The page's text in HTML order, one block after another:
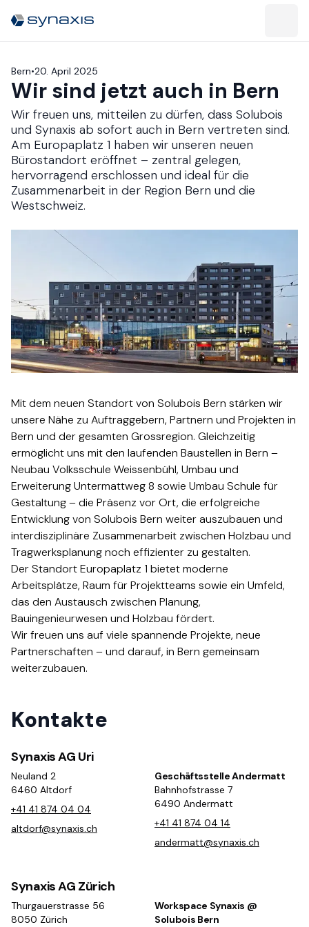
Bern​​​​‌ ‍ ​‍​‍‌‍ ‌ ​‍‌‍‍‌‌‍‌ ‌‍‍‌‌‍ ‍​‍​‍​ ‍‍​‍​‍‌ ​ ‌‍​‌‌‍ ‍‌‍‍‌‌ ‌​‌ ‍‌​‍ ‍‌‍‍‌‌‍ ​‍​‍​‍ ​​‍​‍‌‍‍​‌ ​‍‌‍‌‌‌‍‌‍​‍​‍​ ‍‍​‍​‍‌‍‍​‌ ‌​‌ ‌​‌ ​​​ ‍‍​‍ ​‍ ‌‍ ​‌‍ ‌‍​ ‌‍​‌‌‍ ​‌‍‍​‌‍ ‌ ​ ‌ ‌​​ ‍‍​ ​ ​ ​ ​ ​ ​ ​ ​‍ ‌‍‍‌‌‍ ‍‌ ‌​‌‍‌‌‌‍ ‍‌ ‌​​‍ ‌‍‌‌‌‍‌​‌‍‍‌‌ ‌​​‍ ‌‍ ‌‌‍ ‌‍‌​‌‍‌‌​ ‌‌ ​​‌ ​‍‌‍‌‌‌ ​ ‌‍‌‌‌‍ ‍‌ ‌​‌‍​‌‌ ‌​‌‍‍‌‌‍ ‌‍ ‍​ ‍ ‌‍‍‌‌‍‌​​ ‌​ ‍​​ ​ ‌‍‌‌​ ‌‍​ ‍​​ ‌‍‌‍‌‌‌‍​ ​‍ ‌‌‍​‌​ ‍​​ ‌‍‌‍​‍​‍ ‌​ ‌​‌‍​ ‌‍​‍‌‍​ ​‍ ‌​ ‍‌‌‍​‍​ ​‍‌‍‌‍​‍ ‌​ ‍​​ ‍‌‌‍​‍​ ‌ ​ ​ ​ ​‍​ ‍​​ ‌‌‌‍​‌​ ​‌‌‍​‌‌‍‌‍​ ‍ ‌ ‌​‌ ‍‌‌ ​​‌‍‌‌​ ‌‌‍​ ‌‍ ‌‍ ‌‌ ​​‌‍​‌‌‍ ‍‌ ‍‌​ ‍ ‌ ​​‌‍​‌‌ ‌​‌‍‍​​ ‌‌‍ ​‌‍ ‌‍​ ‌‍​‌‌ ‌​‌‍‍‌‌‍ ‌‍ ‍‌ ​ ​‍‌‌​ ‌‌‌​​‍‌‌ ‌‍‍ ‌‍‌‌‌ ‍‌​‍‌‌​ ​ ‌​‌​​‍‌‌​ ​ ‌​‌​​‍‌‌​ ​‍​ ​‍‌‍‌‍‌‍‌‍​ ‌‌‌‍‌​‌‍​ ​ ‍‌​ ​‍‌‍‌‌​ ‌ ​ ​​​ ‌‍​ ‌ ​‍‌‌​ ​‍​ ​‍​‍‌‌​ ‌‌‌​‌​​‍ ‍‌‍ ‍‌‍​‌‌‍ ‌‌‍‌‌​ ‌‍​‍‌‍​‌‌ ​ ‌‍‌‌‌‌‌‌‌ ​‍‌‍ ​​ ‌‌‍‍​‌ ‌​‌ ‌​‌ ​​​‍‌‌​ ​ ‌​​‌​‍‌‌​ ​‍‌​‌‍​‍‌‌​ ​‍‌​‌‍‌‍ ​‌‍ ‌‍​ ‌‍​‌‌‍ ​‌‍‍​‌‍ ‌ ​ ‌ ‌​​‍‌‌​ ​ ‌​​‌​ ​ ​ ​ ​ ​ ​ ​ ​‍‌‍‌‍‍‌‌‍‌​​ ‌​ ‍​​ ​ ‌‍‌‌​ ‌‍​ ‍​​ ‌‍‌‍‌‌‌‍​ ​‍ ‌‌‍​‌​ ‍​​ ‌‍‌‍​‍​‍ ‌​ ‌​‌‍​ ‌‍​‍‌‍​ ​‍ ‌​ ‍‌‌‍​‍​ ​‍‌‍‌‍​‍ ‌​ ‍​​ ‍‌‌‍​‍​ ‌ ​ ​ ​ ​‍​ ‍​​ ‌‌‌‍​‌​ ​‌‌‍​‌‌‍‌‍​‍‌‍‌ ‌​‌ ‍‌‌ ​​‌‍‌‌​ ‌‌‍​ ‌‍ ‌‍ ‌‌ ​​‌‍​‌‌‍ ‍‌ ‍‌​‍‌‍‌ ​​‌‍​‌‌ ‌​‌‍‍​​ ‌‌‍ ​‌‍ ‌‍​ ‌‍​‌‌ ‌​‌‍‍‌‌‍ ‌‍ ‍‌ ​ ​‍‌‌​ ‌‌‌​​‍‌‌ ‌‍‍ ‌‍‌‌‌ ‍‌​‍‌‌​ ​ ‌​‌​​‍‌‌​ ​ ‌​‌​​‍‌‌​ ​‍​ ​‍‌‍‌‍‌‍‌‍​ ‌‌‌‍‌​‌‍​ ​ ‍‌​ ​‍‌‍‌‌​ ‌ ​ ​​​ ‌‍​ ‌ ​‍‌‌​ ​‍​ ​‍​‍‌‌​ ‌‌‌​‌​​‍ ‍‌‍ ‍‌‍​‌‌‍ ‌‌‍‌‌​‍‌‍‌ ​​‌‍‌‌‌ ​‍‌ ​ ‌ ​​‌‍‌‌‌‍​ ‌ ‌​‌‍‍‌‌ ‌‍‌‍‌‌​ ‌‌ ​​‌ ‌‌‌‍​‍‌‍ ​‌‍‍‌‌ ​ ‌‍‍​‌‍‌‌‌‍‌​​‍​‍‌ ‌•20. April 2025
Wir sind jetzt auch in Bern​​​​‌ ‍ ​‍​‍‌‍ ‌ ​‍‌‍‍‌‌‍‌ ‌‍‍‌‌‍ ‍​‍​‍​ ‍‍​‍​‍‌ ​ ‌‍​‌‌‍ ‍‌‍‍‌‌ ‌​‌ ‍‌​‍ ‍‌‍‍‌‌‍ ​‍​‍​‍ ​​‍​‍‌‍‍​‌ ​‍‌‍‌‌‌‍‌‍​‍​‍​ ‍‍​‍​‍‌‍‍​‌ ‌​‌ ‌​‌ ​​​ ‍‍​‍ ​‍ ‌‍ ​‌‍ ‌‍​ ‌‍​‌‌‍ ​‌‍‍​‌‍ ‌ ​ ‌ ‌​​ ‍‍​ ​ ​ ​ ​ ​ ​ ​ ​‍ ‌‍‍‌‌‍ ‍‌ ‌​‌‍‌‌‌‍ ‍‌ ‌​​‍ ‌‍‌‌‌‍‌​‌‍‍‌‌ ‌​​‍ ‌‍ ‌‌‍ ‌‍‌​‌‍‌‌​ ‌‌ ​​‌ ​‍‌‍‌‌‌ ​ ‌‍‌‌‌‍ ‍‌ ‌​‌‍​‌‌ ‌​‌‍‍‌‌‍ ‌‍ ‍​ ‍ ‌‍‍‌‌‍‌​​ ‌​ ‌‍‌‍​‍​ ‌​‌‍‌‍​ ​‌​ ​​​ ‌‌​ ​​​‍ ‌‌‍​ ​ ‌​​ ‌‍‌‍​‍​‍ ‌​ ‌​‌‍‌​​ ‍‌​ ​‌​‍ ‌‌‍​‍​ ​ ‌‍​‍​ ‍​​‍ ‌​ ‌‌​ ‌‍​ ​‌​ ​‍​ ‌​​ ​ ​ ‌​​ ‌‍‌‍​ ​ ​‌​ ​​​ ​ ​ ‍ ‌ ‌​‌ ‍‌‌ ​​‌‍‌‌​ ‌‌‍ ‍‌‍‌‌‌ ‌ ‌ ​ ​ ‍ ‌ ​​‌‍​‌‌ ‌​‌‍‍​​ ‌‌ ‌​‌‍‍‌‌ ‌​‌‍ ​‌‍‌‌​‍‌‌​ ‌‌‌​​‍‌‌ ‌‍‍ ‌‍‌‌‌ ‍‌​‍‌‌​ ​ ‌​‌​​‍‌‌​ ​ ‌​‌​​‍‌‌​ ​‍​ ​‍‌‍‌​‌‍‌‌​‍‌‌​ ​‍​ ​‍​‍‌‌​ ‌‌‌​‌​​‍ ‍‌ ‌‍‌‍​‌‌‍ ​‌ ‌‌‌‍‌‌​ ‌‍​‍‌‍​‌‌ ​ ‌‍‌‌‌‌‌‌‌ ​‍‌‍ ​​ ‌‌‍‍​‌ ‌​‌ ‌​‌ ​​​‍‌‌​ ​ ‌​​‌​‍‌‌​ ​‍‌​‌‍​‍‌‌​ ​‍‌​‌‍‌‍ ​‌‍ ‌‍​ ‌‍​‌‌‍ ​‌‍‍​‌‍ ‌ ​ ‌ ‌​​‍‌‌​ ​ ‌​​‌​ ​ ​ ​ ​ ​ ​ ​ ​‍‌‍‌‍‍‌‌‍‌​​ ‌​ ‌‍‌‍​‍​ ‌​‌‍‌‍​ ​‌​ ​​​ ‌‌​ ​​​‍ ‌‌‍​ ​ ‌​​ ‌‍‌‍​‍​‍ ‌​ ‌​‌‍‌​​ ‍‌​ ​‌​‍ ‌‌‍​‍​ ​ ‌‍​‍​ ‍​​‍ ‌​ ‌‌​ ‌‍​ ​‌​ ​‍​ ‌​​ ​ ​ ‌​​ ‌‍‌‍​ ​ ​‌​ ​​​ ​ ​‍‌‍‌ ‌​‌ ‍‌‌ ​​‌‍‌‌​ ‌‌‍ ‍‌‍‌‌‌ ‌ ‌ ​ ​‍‌‍‌ ​​‌‍​‌‌ ‌​‌‍‍​​ ‌‌ ‌​‌‍‍‌‌ ‌​‌‍ ​‌‍‌‌​‍‌‌​ ‌‌‌​​‍‌‌ ‌‍‍ ‌‍‌‌‌ ‍‌​‍‌‌​ ​ ‌​‌​​‍‌‌​ ​ ‌​‌​​‍‌‌​ ​‍​ ​‍‌‍‌​‌‍‌‌​‍‌‌​ ​‍​ ​‍​‍‌‌​ ‌‌‌​‌​​‍ ‍‌ ‌‍‌‍​‌‌‍ ​‌ ‌‌‌‍‌‌​‍‌‍‌ ​​‌‍‌‌‌ ​‍‌ ​ ‌ ​​‌‍‌‌‌‍​ ‌ ‌​‌‍‍‌‌ ‌‍‌‍‌‌​ ‌‌ ​​‌ ‌‌‌‍​‍‌‍ ​‌‍‍‌‌ ​ ‌‍‍​‌‍‌‌‌‍‌​​‍​‍‌ ‌
Wir freuen uns, mitteilen zu dürfen, dass Solubois
und Synaxis ab sofort auch in Bern vertreten sind.
Am Europaplatz 1 haben wir unseren neuen
Bürostandort eröffnet – zentral gelegen,
hervorragend erschlossen und ideal für die
Zusammenarbeit in der Region Bern und die
Westschweiz.​​​​‌ ‍ ​‍​‍‌‍ ‌ ​‍‌‍‍‌‌‍‌ ‌‍‍‌‌‍ ‍​‍​‍​ ‍‍​‍​‍‌ ​ ‌‍​‌‌‍ ‍‌‍‍‌‌ ‌​‌ ‍‌​‍ ‍‌‍‍‌‌‍ ​‍​‍​‍ ​​‍​‍‌‍‍​‌ ​‍‌‍‌‌‌‍‌‍​‍​‍​ ‍‍​‍​‍‌‍‍​‌ ‌​‌ ‌​‌ ​​​ ‍‍​‍ ​‍ ‌‍ ​‌‍ ‌‍​ ‌‍​‌‌‍ ​‌‍‍​‌‍ ‌ ​ ‌ ‌​​ ‍‍​ ​ ​ ​ ​ ​ ​ ​ ​‍ ‌‍‍‌‌‍ ‍‌ ‌​‌‍‌‌‌‍ ‍‌ ‌​​‍ ‌‍‌‌‌‍‌​‌‍‍‌‌ ‌​​‍ ‌‍ ‌‌‍ ‌‍‌​‌‍‌‌​ ‌‌ ​​‌ ​‍‌‍‌‌‌ ​ ‌‍‌‌‌‍ ‍‌ ‌​‌‍​‌‌ ‌​‌‍‍‌‌‍ ‌‍ ‍​ ‍ ‌‍‍‌‌‍‌​​ ‌​ ‌‍‌‍​‍​ ‌​‌‍‌‍​ ​‌​ ​​​ ‌‌​ ​​​‍ ‌‌‍​ ​ ‌​​ ‌‍‌‍​‍​‍ ‌​ ‌​‌‍‌​​ ‍‌​ ​‌​‍ ‌‌‍​‍​ ​ ‌‍​‍​ ‍​​‍ ‌​ ‌‌​ ‌‍​ ​‌​ ​‍​ ‌​​ ​ ​ ‌​​ ‌‍‌‍​ ​ ​‌​ ​​​ ​ ​ ‍ ‌ ‌​‌ ‍‌‌ ​​‌‍‌‌​ ‌‌‍ ‍‌‍‌‌‌ ‌ ‌ ​ ​ ‍ ‌ ​​‌‍​‌‌ ‌​‌‍‍​​ ‌‌‍‌​‌‍‌‌‌ ​ ‌‍​ ‌ ​‍‌‍‍‌‌ ​​‌ ‌​‌‍‍‌‌‍ ‌‍ ‍​‍‌‌​ ‌‌‌​​‍‌‌ ‌‍‍ ‌‍‌‌‌ ‍‌​‍‌‌​ ​ ‌​‌​​‍‌‌​ ​ ‌​‌​​‍‌‌​ ​‍​ ​‍‌‍‌​‌‍‌‌​‍‌‌​ ​‍​ ​‍​‍‌‌​ ‌‌‌​‌​​‍ ‍‌ ‌‍‌‍​‌‌‍ ​‌ ‌‌‌‍‌‌​ ‌‍​‍‌‍​‌‌ ​ ‌‍‌‌‌‌‌‌‌ ​‍‌‍ ​​ ‌‌‍‍​‌ ‌​‌ ‌​‌ ​​​‍‌‌​ ​ ‌​​‌​‍‌‌​ ​‍‌​‌‍​‍‌‌​ ​‍‌​‌‍‌‍ ​‌‍ ‌‍​ ‌‍​‌‌‍ ​‌‍‍​‌‍ ‌ ​ ‌ ‌​​‍‌‌​ ​ ‌​​‌​ ​ ​ ​ ​ ​ ​ ​ ​‍‌‍‌‍‍‌‌‍‌​​ ‌​ ‌‍‌‍​‍​ ‌​‌‍‌‍​ ​‌​ ​​​ ‌‌​ ​​​‍ ‌‌‍​ ​ ‌​​ ‌‍‌‍​‍​‍ ‌​ ‌​‌‍‌​​ ‍‌​ ​‌​‍ ‌‌‍​‍​ ​ ‌‍​‍​ ‍​​‍ ‌​ ‌‌​ ‌‍​ ​‌​ ​‍​ ‌​​ ​ ​ ‌​​ ‌‍‌‍​ ​ ​‌​ ​​​ ​ ​‍‌‍‌ ‌​‌ ‍‌‌ ​​‌‍‌‌​ ‌‌‍ ‍‌‍‌‌‌ ‌ ‌ ​ ​‍‌‍‌ ​​‌‍​‌‌ ‌​‌‍‍​​ ‌‌‍‌​‌‍‌‌‌ ​ ‌‍​ ‌ ​‍‌‍‍‌‌ ​​‌ ‌​‌‍‍‌‌‍ ‌‍ ‍​‍‌‌​ ‌‌‌​​‍‌‌ ‌‍‍ ‌‍‌‌‌ ‍‌​‍‌‌​ ​ ‌​‌​​‍‌‌​ ​ ‌​‌​​‍‌‌​ ​‍​ ​‍‌‍‌​‌‍‌‌​‍‌‌​ ​‍​ ​‍​‍‌‌​ ‌‌‌​‌​​‍ ‍‌ ‌‍‌‍​‌‌‍ ​‌ ‌‌‌‍‌‌​‍‌‍‌ ​​‌‍‌‌‌ ​‍‌ ​ ‌ ​​‌‍‌‌‌‍​ ‌ ‌​‌‍‍‌‌ ‌‍‌‍‌‌​ ‌‌ ​​‌ ‌‌‌‍​‍‌‍ ​‌‍‍‌‌ ​ ‌‍‍​‌‍‌‌‌‍‌​​‍​‍‌ ‌
Mit dem neuen Standort von Solubois Bern stärken wir
unsere Nähe zu Auftraggebern, Partnern und Projekten in
Bern und der gesamten Grossregion. Gleichzeitig
ermöglicht uns mit den laufenden Baustellen in Bern –
Neubau Volksschule Weissenbühl, Umbau und
Erweiterung Untermattweg 8 sowie Umbau Schule für
Gestaltung – die Präsenz vor Ort, die erfolgreiche
Entwicklung von Solubois Bern weiter auszubauen und
interdisziplinäre Zusammenarbeit zwischen Holzbau und
Tragwerksplanung noch effizienter zu gestalten.​​​​‌ ‍ ​‍​‍‌‍ ‌ ​‍‌‍‍‌‌‍‌ ‌‍‍‌‌‍ ‍​‍​‍​ ‍‍​‍​‍‌ ​ ‌‍​‌‌‍ ‍‌‍‍‌‌ ‌​‌ ‍‌​‍ ‍‌‍‍‌‌‍ ​‍​‍​‍ ​​‍​‍‌‍‍​‌ ​‍‌‍‌‌‌‍‌‍​‍​‍​ ‍‍​‍​‍‌‍‍​‌ ‌​‌ ‌​‌ ​​​ ‍‍​‍ ​‍ ‌‍ ​‌‍ ‌‍​ ‌‍​‌‌‍ ​‌‍‍​‌‍ ‌ ​ ‌ ‌​​ ‍‍​ ​ ​ ​ ​ ​ ​ ​ ​‍ ‌‍‍‌‌‍ ‍‌ ‌​‌‍‌‌‌‍ ‍‌ ‌​​‍ ‌‍‌‌‌‍‌​‌‍‍‌‌ ‌​​‍ ‌‍ ‌‌‍ ‌‍‌​‌‍‌‌​ ‌‌ ​​‌ ​‍‌‍‌‌‌ ​ ‌‍‌‌‌‍ ‍‌ ‌​‌‍​‌‌ ‌​‌‍‍‌‌‍ ‌‍ ‍​ ‍ ‌‍‍‌‌‍‌​​ ‌​ ‌‍‌‍​‍​ ‌​‌‍‌‍​ ​‌​ ​​​ ‌‌​ ​​​‍ ‌‌‍​ ​ ‌​​ ‌‍‌‍​‍​‍ ‌​ ‌​‌‍‌​​ ‍‌​ ​‌​‍ ‌‌‍​‍​ ​ ‌‍​‍​ ‍​​‍ ‌​ ‌‌​ ‌‍​ ​‌​ ​‍​ ‌​​ ​ ​ ‌​​ ‌‍‌‍​ ​ ​‌​ ​​​ ​ ​ ‍ ‌ ‌​‌ ‍‌‌ ​​‌‍‌‌​ ‌‌‍ ‍‌‍‌‌‌ ‌ ‌ ​ ​ ‍ ‌ ​​‌‍​‌‌ ‌​‌‍‍​​ ‌‌ ​‍‌‍‍‌‌‍​ ‌‍‍​‌‌‌​‌‍‌‌‌ ‍​‌ ‌​​‍‌‌​ ‌‌‌​​‍‌‌ ‌‍‍ ‌‍‌‌‌ ‍‌​‍‌‌​ ​ ‌​‌​​‍‌‌​ ​ ‌​‌​​‍‌‌​ ​‍​ ​‍‌‍‌​‌‍‌‌​‍‌‌​ ​‍​ ​‍​‍‌‌​ ‌‌‌​‌​​‍ ‍‌ ‌‍‌‍​‌‌‍ ​‌ ‌‌‌‍‌‌​‍‌‌​ ‌‌‌​​‍‌‌ ‌‍‍ ‌‍‌‌‌ ‍‌​‍‌‌​ ​ ‌​‌​​‍‌‌​ ​ ‌​‌​​‍‌‌​ ​‍​ ​‍​ ​‌‌‍‌‌‌‍‌‌​ ‍‌​ ​ ​ ‌​​ ‍‌​ ‌‍​ ​​‌‍​‌​ ‍‌‌‍‌‌​‍‌‌​ ​‍​ ​‍​‍‌‌​ ‌‌‌​‌​​‍ ‍‌‍​ ‌‍‍​‌‍‍‌‌‍ ​‌‍‌​‌ ​‍‌‍‌‌‌‍ ‍​‍‌‌​ ‌‌‌​​‍‌‌ ‌‍‍ ‌‍‌‌‌ ‍‌​‍‌‌​ ​ ‌​‌​​‍‌‌​ ​ ‌​‌​​‍‌‌​ ​‍​ ​‍​ ‌‌‌‍​‌‌‍​‌‌‍‌‌‌‍​ ‌‍‌‌‌‍‌‍​ ​ ‌‍‌‍​ ‍‌‌‍‌‌‌‍​ ​‍‌‌​ ​‍​ ​‍​‍‌‌​ ‌‌‌​‌​​‍ ‍‌ ‌​‌‍‌‌‌ ‍​‌ ‌​​ ‌‍​‍‌‍​‌‌ ​ ‌‍‌‌‌‌‌‌‌ ​‍‌‍ ​​ ‌‌‍‍​‌ ‌​‌ ‌​‌ ​​​‍‌‌​ ​ ‌​​‌​‍‌‌​ ​‍‌​‌‍​‍‌‌​ ​‍‌​‌‍‌‍ ​‌‍ ‌‍​ ‌‍​‌‌‍ ​‌‍‍​‌‍ ‌ ​ ‌ ‌​​‍‌‌​ ​ ‌​​‌​ ​ ​ ​ ​ ​ ​ ​ ​‍‌‍‌‍‍‌‌‍‌​​ ‌​ ‌‍‌‍​‍​ ‌​‌‍‌‍​ ​‌​ ​​​ ‌‌​ ​​​‍ ‌‌‍​ ​ ‌​​ ‌‍‌‍​‍​‍ ‌​ ‌​‌‍‌​​ ‍‌​ ​‌​‍ ‌‌‍​‍​ ​ ‌‍​‍​ ‍​​‍ ‌​ ‌‌​ ‌‍​ ​‌​ ​‍​ ‌​​ ​ ​ ‌​​ ‌‍‌‍​ ​ ​‌​ ​​​ ​ ​‍‌‍‌ ‌​‌ ‍‌‌ ​​‌‍‌‌​ ‌‌‍ ‍‌‍‌‌‌ ‌ ‌ ​ ​‍‌‍‌ ​​‌‍​‌‌ ‌​‌‍‍​​ ‌‌ ​‍‌‍‍‌‌‍​ ‌‍‍​‌‌‌​‌‍‌‌‌ ‍​‌ ‌​​‍‌‌​ ‌‌‌​​‍‌‌ ‌‍‍ ‌‍‌‌‌ ‍‌​‍‌‌​ ​ ‌​‌​​‍‌‌​ ​ ‌​‌​​‍‌‌​ ​‍​ ​‍‌‍‌​‌‍‌‌​‍‌‌​ ​‍​ ​‍​‍‌‌​ ‌‌‌​‌​​‍ ‍‌ ‌‍‌‍​‌‌‍ ​‌ ‌‌‌‍‌‌​‍‌‌​ ‌‌‌​​‍‌‌ ‌‍‍ ‌‍‌‌‌ ‍‌​‍‌‌​ ​ ‌​‌​​‍‌‌​ ​ ‌​‌​​‍‌‌​ ​‍​ ​‍​ ​‌‌‍‌‌‌‍‌‌​ ‍‌​ ​ ​ ‌​​ ‍‌​ ‌‍​ ​​‌‍​‌​ ‍‌‌‍‌‌​‍‌‌​ ​‍​ ​‍​‍‌‌​ ‌‌‌​‌​​‍ ‍‌‍​ ‌‍‍​‌‍‍‌‌‍ ​‌‍‌​‌ ​‍‌‍‌‌‌‍ ‍​‍‌‌​ ‌‌‌​​‍‌‌ ‌‍‍ ‌‍‌‌‌ ‍‌​‍‌‌​ ​ ‌​‌​​‍‌‌​ ​ ‌​‌​​‍‌‌​ ​‍​ ​‍​ ‌‌‌‍​‌‌‍​‌‌‍‌‌‌‍​ ‌‍‌‌‌‍‌‍​ ​ ‌‍‌‍​ ‍‌‌‍‌‌‌‍​ ​‍‌‌​ ​‍​ ​‍​‍‌‌​ ‌‌‌​‌​​‍ ‍‌ ‌​‌‍‌‌‌ ‍​‌ ‌​​‍‌‍‌ ​​‌‍‌‌‌ ​‍‌ ​ ‌ ​​‌‍‌‌‌‍​ ‌ ‌​‌‍‍‌‌ ‌‍‌‍‌‌​ ‌‌ ​​‌ ‌‌‌‍​‍‌‍ ​‌‍‍‌‌ ​ ‌‍‍​‌‍‌‌‌‍‌​​‍​‍‌ ‌
Der Standort Europaplatz 1 bietet moderne
Arbeitsplätze, Raum für Projektteams sowie ein Umfeld,
das den Austausch zwischen Planung,
Bauingenieurwesen und Holzbau fördert.​​​​‌ ‍ ​‍​‍‌‍ ‌ ​‍‌‍‍‌‌‍‌ ‌‍‍‌‌‍ ‍​‍​‍​ ‍‍​‍​‍‌ ​ ‌‍​‌‌‍ ‍‌‍‍‌‌ ‌​‌ ‍‌​‍ ‍‌‍‍‌‌‍ ​‍​‍​‍ ​​‍​‍‌‍‍​‌ ​‍‌‍‌‌‌‍‌‍​‍​‍​ ‍‍​‍​‍‌‍‍​‌ ‌​‌ ‌​‌ ​​​ ‍‍​‍ ​‍ ‌‍ ​‌‍ ‌‍​ ‌‍​‌‌‍ ​‌‍‍​‌‍ ‌ ​ ‌ ‌​​ ‍‍​ ​ ​ ​ ​ ​ ​ ​ ​‍ ‌‍‍‌‌‍ ‍‌ ‌​‌‍‌‌‌‍ ‍‌ ‌​​‍ ‌‍‌‌‌‍‌​‌‍‍‌‌ ‌​​‍ ‌‍ ‌‌‍ ‌‍‌​‌‍‌‌​ ‌‌ ​​‌ ​‍‌‍‌‌‌ ​ ‌‍‌‌‌‍ ‍‌ ‌​‌‍​‌‌ ‌​‌‍‍‌‌‍ ‌‍ ‍​ ‍ ‌‍‍‌‌‍‌​​ ‌​ ‌‍‌‍​‍​ ‌​‌‍‌‍​ ​‌​ ​​​ ‌‌​ ​​​‍ ‌‌‍​ ​ ‌​​ ‌‍‌‍​‍​‍ ‌​ ‌​‌‍‌​​ ‍‌​ ​‌​‍ ‌‌‍​‍​ ​ ‌‍​‍​ ‍​​‍ ‌​ ‌‌​ ‌‍​ ​‌​ ​‍​ ‌​​ ​ ​ ‌​​ ‌‍‌‍​ ​ ​‌​ ​​​ ​ ​ ‍ ‌ ‌​‌ ‍‌‌ ​​‌‍‌‌​ ‌‌‍ ‍‌‍‌‌‌ ‌ ‌ ​ ​ ‍ ‌ ​​‌‍​‌‌ ‌​‌‍‍​​ ‌‌ ​‍‌‍‍‌‌‍​ ‌‍‍​‌‌‌​‌‍‌‌‌ ‍​‌ ‌​​‍‌‌​ ‌‌‌​​‍‌‌ ‌‍‍ ‌‍‌‌‌ ‍‌​‍‌‌​ ​ ‌​‌​​‍‌‌​ ​ ‌​‌​​‍‌‌​ ​‍​ ​‍‌‍‌​‌‍‌‌​‍‌‌​ ​‍​ ​‍​‍‌‌​ ‌‌‌​‌​​‍ ‍‌ ‌‍‌‍​‌‌‍ ​‌ ‌‌‌‍‌‌​‍‌‌​ ‌‌‌​​‍‌‌ ‌‍‍ ‌‍‌‌‌ ‍‌​‍‌‌​ ​ ‌​‌​​‍‌‌​ ​ ‌​‌​​‍‌‌​ ​‍​ ​‍‌‍‌​​ ​‌​ ​‍‌‍​‌‌‍‌​​ ​​​ ‌‌​ ‍​‌‍‌​‌‍​‍​ ‌ ​ ​‍​‍‌‌​ ​‍​ ​‍​‍‌‌​ ‌‌‌​‌​​‍ ‍‌‍​ ‌‍‍​‌‍‍‌‌‍ ​‌‍‌​‌ ​‍‌‍‌‌‌‍ ‍​‍‌‌​ ‌‌‌​​‍‌‌ ‌‍‍ ‌‍‌‌‌ ‍‌​‍‌‌​ ​ ‌​‌​​‍‌‌​ ​ ‌​‌​​‍‌‌​ ​‍​ ​‍‌‍​‍‌‍‌‍‌‍‌​‌‍​‍​ ‌‍‌‍‌‍‌‍‌‌​ ​​‌‍​ ​ ​​​ ‌ ​ ​‍​‍‌‌​ ​‍​ ​‍​‍‌‌​ ‌‌‌​‌​​‍ ‍‌ ‌​‌‍‌‌‌ ‍​‌ ‌​​ ‌‍​‍‌‍​‌‌ ​ ‌‍‌‌‌‌‌‌‌ ​‍‌‍ ​​ ‌‌‍‍​‌ ‌​‌ ‌​‌ ​​​‍‌‌​ ​ ‌​​‌​‍‌‌​ ​‍‌​‌‍​‍‌‌​ ​‍‌​‌‍‌‍ ​‌‍ ‌‍​ ‌‍​‌‌‍ ​‌‍‍​‌‍ ‌ ​ ‌ ‌​​‍‌‌​ ​ ‌​​‌​ ​ ​ ​ ​ ​ ​ ​ ​‍‌‍‌‍‍‌‌‍‌​​ ‌​ ‌‍‌‍​‍​ ‌​‌‍‌‍​ ​‌​ ​​​ ‌‌​ ​​​‍ ‌‌‍​ ​ ‌​​ ‌‍‌‍​‍​‍ ‌​ ‌​‌‍‌​​ ‍‌​ ​‌​‍ ‌‌‍​‍​ ​ ‌‍​‍​ ‍​​‍ ‌​ ‌‌​ ‌‍​ ​‌​ ​‍​ ‌​​ ​ ​ ‌​​ ‌‍‌‍​ ​ ​‌​ ​​​ ​ ​‍‌‍‌ ‌​‌ ‍‌‌ ​​‌‍‌‌​ ‌‌‍ ‍‌‍‌‌‌ ‌ ‌ ​ ​‍‌‍‌ ​​‌‍​‌‌ ‌​‌‍‍​​ ‌‌ ​‍‌‍‍‌‌‍​ ‌‍‍​‌‌‌​‌‍‌‌‌ ‍​‌ ‌​​‍‌‌​ ‌‌‌​​‍‌‌ ‌‍‍ ‌‍‌‌‌ ‍‌​‍‌‌​ ​ ‌​‌​​‍‌‌​ ​ ‌​‌​​‍‌‌​ ​‍​ ​‍‌‍‌​‌‍‌‌​‍‌‌​ ​‍​ ​‍​‍‌‌​ ‌‌‌​‌​​‍ ‍‌ ‌‍‌‍​‌‌‍ ​‌ ‌‌‌‍‌‌​‍‌‌​ ‌‌‌​​‍‌‌ ‌‍‍ ‌‍‌‌‌ ‍‌​‍‌‌​ ​ ‌​‌​​‍‌‌​ ​ ‌​‌​​‍‌‌​ ​‍​ ​‍‌‍‌​​ ​‌​ ​‍‌‍​‌‌‍‌​​ ​​​ ‌‌​ ‍​‌‍‌​‌‍​‍​ ‌ ​ ​‍​‍‌‌​ ​‍​ ​‍​‍‌‌​ ‌‌‌​‌​​‍ ‍‌‍​ ‌‍‍​‌‍‍‌‌‍ ​‌‍‌​‌ ​‍‌‍‌‌‌‍ ‍​‍‌‌​ ‌‌‌​​‍‌‌ ‌‍‍ ‌‍‌‌‌ ‍‌​‍‌‌​ ​ ‌​‌​​‍‌‌​ ​ ‌​‌​​‍‌‌​ ​‍​ ​‍‌‍​‍‌‍‌‍‌‍‌​‌‍​‍​ ‌‍‌‍‌‍‌‍‌‌​ ​​‌‍​ ​ ​​​ ‌ ​ ​‍​‍‌‌​ ​‍​ ​‍​‍‌‌​ ‌‌‌​‌​​‍ ‍‌ ‌​‌‍‌‌‌ ‍​‌ ‌​​‍‌‍‌ ​​‌‍‌‌‌ ​‍‌ ​ ‌ ​​‌‍‌‌‌‍​ ‌ ‌​‌‍‍‌‌ ‌‍‌‍‌‌​ ‌‌ ​​‌ ‌‌‌‍​‍‌‍ ​‌‍‍‌‌ ​ ‌‍‍​‌‍‌‌‌‍‌​​‍​‍‌ ‌
Wir freuen uns auf viele spannende Projekte, neue
Partnerschaften – und darauf, in Bern gemeinsam
weiterzubauen.​​​​‌ ‍ ​‍​‍‌‍ ‌ ​‍‌‍‍‌‌‍‌ ‌‍‍‌‌‍ ‍​‍​‍​ ‍‍​‍​‍‌ ​ ‌‍​‌‌‍ ‍‌‍‍‌‌ ‌​‌ ‍‌​‍ ‍‌‍‍‌‌‍ ​‍​‍​‍ ​​‍​‍‌‍‍​‌ ​‍‌‍‌‌‌‍‌‍​‍​‍​ ‍‍​‍​‍‌‍‍​‌ ‌​‌ ‌​‌ ​​​ ‍‍​‍ ​‍ ‌‍ ​‌‍ ‌‍​ ‌‍​‌‌‍ ​‌‍‍​‌‍ ‌ ​ ‌ ‌​​ ‍‍​ ​ ​ ​ ​ ​ ​ ​ ​‍ ‌‍‍‌‌‍ ‍‌ ‌​‌‍‌‌‌‍ ‍‌ ‌​​‍ ‌‍‌‌‌‍‌​‌‍‍‌‌ ‌​​‍ ‌‍ ‌‌‍ ‌‍‌​‌‍‌‌​ ‌‌ ​​‌ ​‍‌‍‌‌‌ ​ ‌‍‌‌‌‍ ‍‌ ‌​‌‍​‌‌ ‌​‌‍‍‌‌‍ ‌‍ ‍​ ‍ ‌‍‍‌‌‍‌​​ ‌​ ‌‍‌‍​‍​ ‌​‌‍‌‍​ ​‌​ ​​​ ‌‌​ ​​​‍ ‌‌‍​ ​ ‌​​ ‌‍‌‍​‍​‍ ‌​ ‌​‌‍‌​​ ‍‌​ ​‌​‍ ‌‌‍​‍​ ​ ‌‍​‍​ ‍​​‍ ‌​ ‌‌​ ‌‍​ ​‌​ ​‍​ ‌​​ ​ ​ ‌​​ ‌‍‌‍​ ​ ​‌​ ​​​ ​ ​ ‍ ‌ ‌​‌ ‍‌‌ ​​‌‍‌‌​ ‌‌‍ ‍‌‍‌‌‌ ‌ ‌ ​ ​ ‍ ‌ ​​‌‍​‌‌ ‌​‌‍‍​​ ‌‌ ​‍‌‍‍‌‌‍​ ‌‍‍​‌‌‌​‌‍‌‌‌ ‍​‌ ‌​​‍‌‌​ ‌‌‌​​‍‌‌ ‌‍‍ ‌‍‌‌‌ ‍‌​‍‌‌​ ​ ‌​‌​​‍‌‌​ ​ ‌​‌​​‍‌‌​ ​‍​ ​‍‌‍‌​‌‍‌‌​‍‌‌​ ​‍​ ​‍​‍‌‌​ ‌‌‌​‌​​‍ ‍‌ ‌‍‌‍​‌‌‍ ​‌ ‌‌‌‍‌‌​‍‌‌​ ‌‌‌​​‍‌‌ ‌‍‍ ‌‍‌‌‌ ‍‌​‍‌‌​ ​ ‌​‌​​‍‌‌​ ​ ‌​‌​​‍‌‌​ ​‍​ ​‍‌‍‌​​ ​ ​ ​ ‌‍​‍‌‍‌​‌‍​ ‌‍​ ​ ​‌‌‍​‌​ ​‌‌‍​‌​ ​ ​‍‌‌​ ​‍​ ​‍​‍‌‌​ ‌‌‌​‌​​‍ ‍‌‍​ ‌‍‍​‌‍‍‌‌‍ ​‌‍‌​‌ ​‍‌‍‌‌‌‍ ‍​‍‌‌​ ‌‌‌​​‍‌‌ ‌‍‍ ‌‍‌‌‌ ‍‌​‍‌‌​ ​ ‌​‌​​‍‌‌​ ​ ‌​‌​​‍‌‌​ ​‍​ ​‍​ ‌​​ ​‍‌‍‌‌​ ​‍‌‍​‌​ ‍​‌‍‌‍‌‍​‍​ ‌​‌‍‌‌‌‍‌‌​ ​ ​‍‌‌​ ​‍​ ​‍​‍‌‌​ ‌‌‌​‌​​‍ ‍‌ ‌​‌‍‌‌‌ ‍​‌ ‌​​ ‌‍​‍‌‍​‌‌ ​ ‌‍‌‌‌‌‌‌‌ ​‍‌‍ ​​ ‌‌‍‍​‌ ‌​‌ ‌​‌ ​​​‍‌‌​ ​ ‌​​‌​‍‌‌​ ​‍‌​‌‍​‍‌‌​ ​‍‌​‌‍‌‍ ​‌‍ ‌‍​ ‌‍​‌‌‍ ​‌‍‍​‌‍ ‌ ​ ‌ ‌​​‍‌‌​ ​ ‌​​‌​ ​ ​ ​ ​ ​ ​ ​ ​‍‌‍‌‍‍‌‌‍‌​​ ‌​ ‌‍‌‍​‍​ ‌​‌‍‌‍​ ​‌​ ​​​ ‌‌​ ​​​‍ ‌‌‍​ ​ ‌​​ ‌‍‌‍​‍​‍ ‌​ ‌​‌‍‌​​ ‍‌​ ​‌​‍ ‌‌‍​‍​ ​ ‌‍​‍​ ‍​​‍ ‌​ ‌‌​ ‌‍​ ​‌​ ​‍​ ‌​​ ​ ​ ‌​​ ‌‍‌‍​ ​ ​‌​ ​​​ ​ ​‍‌‍‌ ‌​‌ ‍‌‌ ​​‌‍‌‌​ ‌‌‍ ‍‌‍‌‌‌ ‌ ‌ ​ ​‍‌‍‌ ​​‌‍​‌‌ ‌​‌‍‍​​ ‌‌ ​‍‌‍‍‌‌‍​ ‌‍‍​‌‌‌​‌‍‌‌‌ ‍​‌ ‌​​‍‌‌​ ‌‌‌​​‍‌‌ ‌‍‍ ‌‍‌‌‌ ‍‌​‍‌‌​ ​ ‌​‌​​‍‌‌​ ​ ‌​‌​​‍‌‌​ ​‍​ ​‍‌‍‌​‌‍‌‌​‍‌‌​ ​‍​ ​‍​‍‌‌​ ‌‌‌​‌​​‍ ‍‌ ‌‍‌‍​‌‌‍ ​‌ ‌‌‌‍‌‌​‍‌‌​ ‌‌‌​​‍‌‌ ‌‍‍ ‌‍‌‌‌ ‍‌​‍‌‌​ ​ ‌​‌​​‍‌‌​ ​ ‌​‌​​‍‌‌​ ​‍​ ​‍‌‍‌​​ ​ ​ ​ ‌‍​‍‌‍‌​‌‍​ ‌‍​ ​ ​‌‌‍​‌​ ​‌‌‍​‌​ ​ ​‍‌‌​ ​‍​ ​‍​‍‌‌​ ‌‌‌​‌​​‍ ‍‌‍​ ‌‍‍​‌‍‍‌‌‍ ​‌‍‌​‌ ​‍‌‍‌‌‌‍ ‍​‍‌‌​ ‌‌‌​​‍‌‌ ‌‍‍ ‌‍‌‌‌ ‍‌​‍‌‌​ ​ ‌​‌​​‍‌‌​ ​ ‌​‌​​‍‌‌​ ​‍​ ​‍​ ‌​​ ​‍‌‍‌‌​ ​‍‌‍​‌​ ‍​‌‍‌‍‌‍​‍​ ‌​‌‍‌‌‌‍‌‌​ ​ ​‍‌‌​ ​‍​ ​‍​‍‌‌​ ‌‌‌​‌​​‍ ‍‌ ‌​‌‍‌‌‌ ‍​‌ ‌​​‍‌‍‌ ​​‌‍‌‌‌ ​‍‌ ​ ‌ ​​‌‍‌‌‌‍​ ‌ ‌​‌‍‍‌‌ ‌‍‌‍‌‌​ ‌‌ ​​‌ ‌‌‌‍​‍‌‍ ​‌‍‍‌‌ ​ ‌‍‍​‌‍‌‌‌‍‌​​‍​‍‌ ‌
Kontakte
Synaxis AG Uri
Neuland 2
6460 Altdorf
+41 41 874 04 04
altdorf@synaxis.ch
Geschäftsstelle Andermatt
Bahnhofstrasse 7
6490 Andermatt
+41 41 874 04 14
andermatt@synaxis.ch
Synaxis AG Zürich
Thurgauerstrasse 56
8050 Zürich
Workspace Synaxis @
Solubois Bern